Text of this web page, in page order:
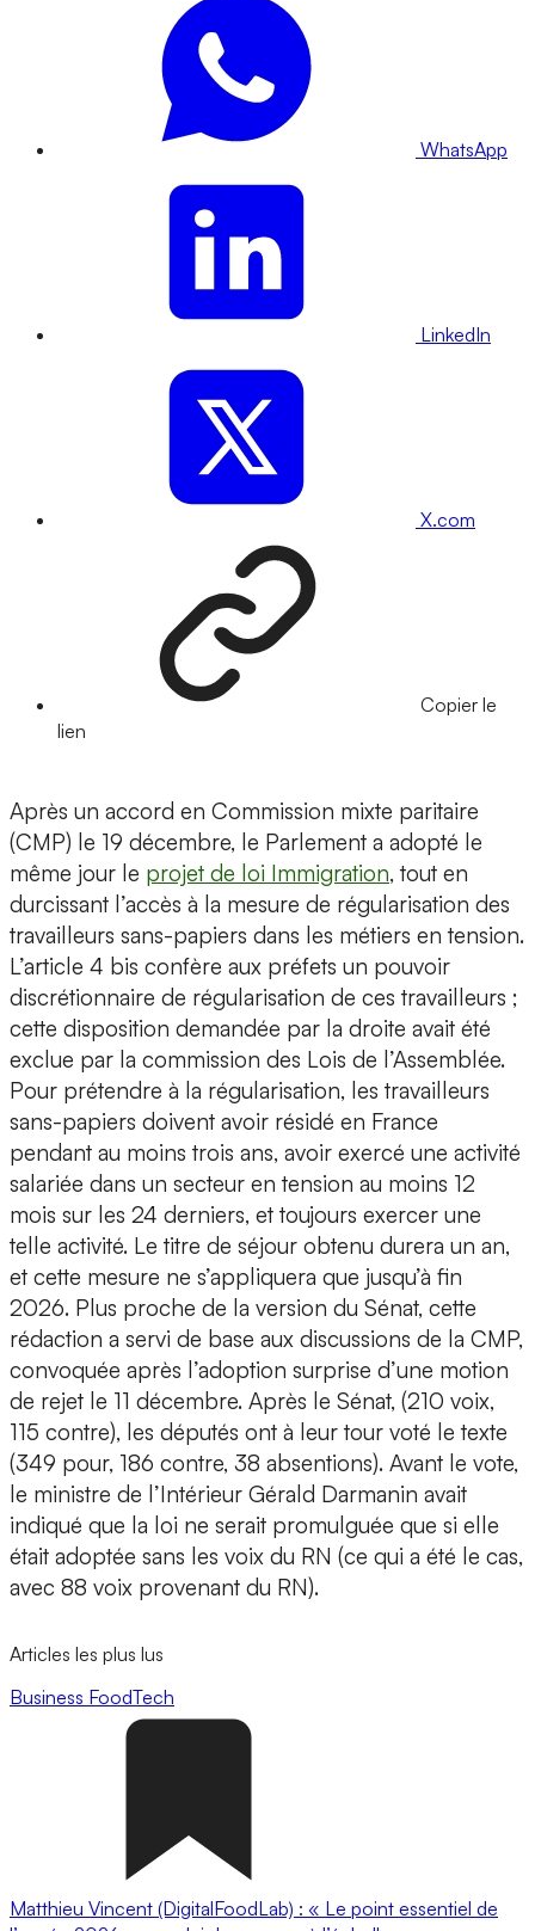
WhatsApp
LinkedIn
X.com
Copier le
lien
Après un accord en Commission mixte paritaire
(CMP) le 19 décembre, le Parlement a adopté le
même jour le projet de loi Immigration, tout en
durcissant l’accès à la mesure de régularisation des
travailleurs sans-papiers dans les métiers en tension.
L’article 4 bis confère aux préfets un pouvoir
discrétionnaire de régularisation de ces travailleurs ;
cette disposition demandée par la droite avait été
exclue par la commission des Lois de l’Assemblée.
Pour prétendre à la régularisation, les travailleurs
sans-papiers doivent avoir résidé en France
pendant au moins trois ans, avoir exercé une activité
salariée dans un secteur en tension au moins 12
mois sur les 24 derniers, et toujours exercer une
telle activité. Le titre de séjour obtenu durera un an,
et cette mesure ne s’appliquera que jusqu’à fin
2026. Plus proche de la version du Sénat, cette
rédaction a servi de base aux discussions de la CMP,
convoquée après l’adoption surprise d’une motion
de rejet le 11 décembre. Après le Sénat, (210 voix,
115 contre), les députés ont à leur tour voté le texte
(349 pour, 186 contre, 38 absentions). Avant le vote,
le ministre de l’Intérieur Gérald Darmanin avait
indiqué que la loi ne serait promulguée que si elle
était adoptée sans les voix du RN (ce qui a été le cas,
avec 88 voix provenant du RN).
Articles les plus lus
Business FoodTech
Matthieu Vincent (DigitalFoodLab) : « Le point essentiel de